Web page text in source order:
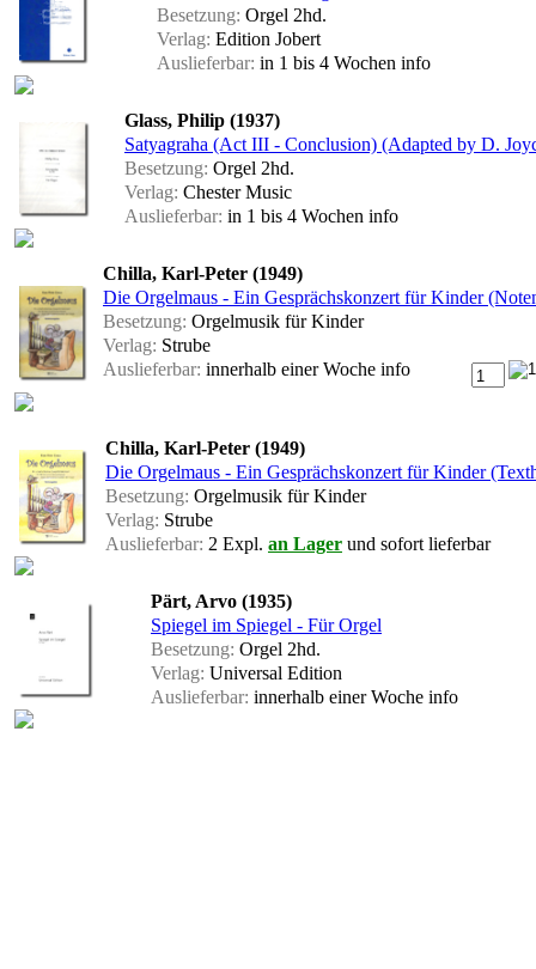
Besetzung: Orgel 2hd.
Verlag: Edition Jobert
Auslieferbar: in 1 bis 4 Wochen info
Glass, Philip (1937)
Satyagraha (Act III - Conclusion) (Adapted by D.
Besetzung: Orgel 2hd.
Verlag: Chester Music
Auslieferbar: in 1 bis 4 Wochen info
Chilla, Karl-Peter (1949)
Die Orgelmaus - Ein Gesprächskonzert für Kinder
Besetzung: Orgelmusik für Kinder
Verlag: Strube
Auslieferbar: innerhalb einer Woche info
Chilla, Karl-Peter (1949)
Die Orgelmaus - Ein Gesprächskonzert für Kinder
Besetzung: Orgelmusik für Kinder
Verlag: Strube
Auslieferbar: 2 Expl. an Lager und sofort lieferbar
Pärt, Arvo (1935)
Spiegel im Spiegel - Für Orgel
Besetzung: Orgel 2hd.
Verlag: Universal Edition
Auslieferbar: innerhalb einer Woche info